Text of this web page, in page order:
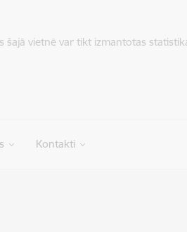
vietnē var tikt izmantotas
Kontakti